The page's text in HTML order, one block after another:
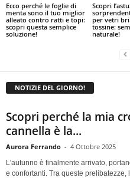
Ecco perché le foglie di
menta sono il tuo miglior
alleato contro ratti e topi:
scopri questa semplice
soluzione!
Scopri
per vetri
tossine:
naturale!
NOTIZIE DEL GIORNO!
Scopri perché la mia
cannella è la...
Aurora Ferrando - 4 Ottobre 2025
L'autunno è finalmente arrivato,
e confortanti. Tra queste prelibatezze,